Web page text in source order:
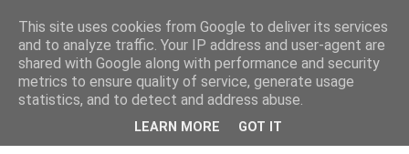
Semanario independiente de Calañas
This site uses cookies from Google to deliver its services
and to analyze traffic. Your IP address and user-agent are
shared with Google along with performance and security
metrics to ensure quality of service, generate usage
statistics, and to detect and address abuse.
LEARN MORE GOT IT